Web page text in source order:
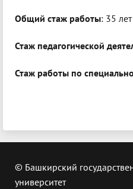
Общий стаж работы: 35 лет
Стаж педагогической
Стаж работы по
© Башкирский
университет